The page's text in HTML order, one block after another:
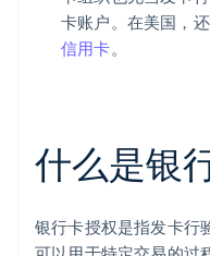
卡账户。在美国，
信用卡。
什么是银
银行卡授权是指发卡行